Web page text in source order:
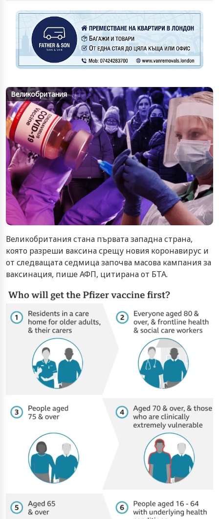
Великобритания
Великобритания стана първата западна страна,
която разреши ваксина срещу новия коронавирус и
от следващата седмица започва масова кампания за
ваксинация, пише АФП, цитирана от БТА.